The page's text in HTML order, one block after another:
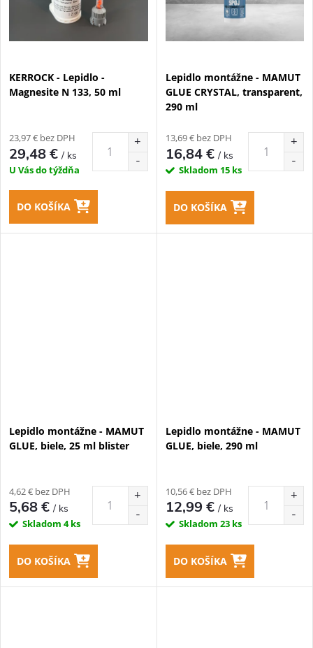
KERROCK - Lepidlo -
Magnesite N 133, 50 ml
23,97 € bez DPH
29,48 €/ ks
U Vás do týždňa
DO KOŠÍKA
Lepidlo montážne - MAMUT
GLUE CRYSTAL, transparent,
290 ml
13,69 € bez DPH
16,84 €/ ks
Skladom 15 ks
DO KOŠÍKA
Lepidlo montážne - MAMUT
GLUE, biele, 25 ml blister
4,62 € bez DPH
5,68 €/ ks
Skladom 4 ks
DO KOŠÍKA
Lepidlo montážne - MAMUT
GLUE, biele, 290 ml
10,56 € bez DPH
12,99 €/ ks
Skladom 23 ks
DO KOŠÍKA